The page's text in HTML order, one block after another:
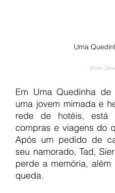
Uma
(Foto:
Em Uma Quedinha de
uma jovem mimada e
rede de hotéis, está
compras e viagens do
Após um pedido de
seu namorado, Tad,
perde a memória,
queda.